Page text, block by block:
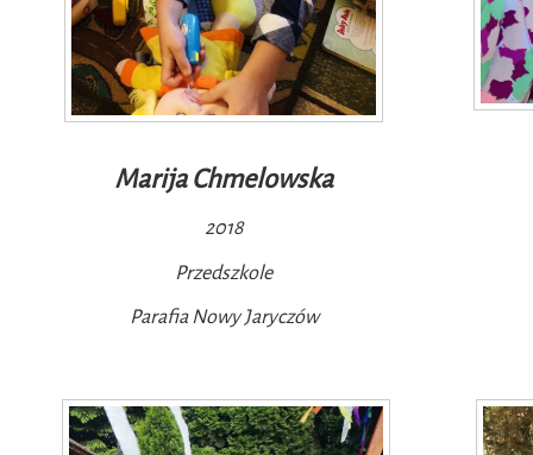
Marija Chmelowska
2018
Przedszkole
Parafia Nowy Jaryczów